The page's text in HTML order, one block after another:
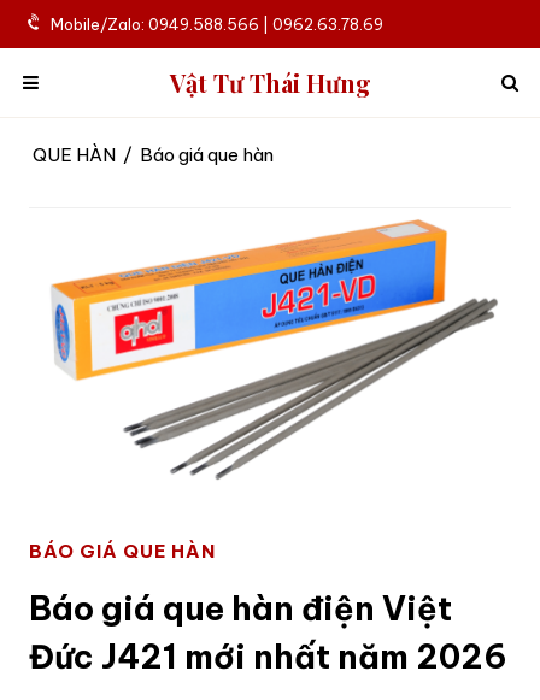
Mobile/Zalo: 0949.588.566 | 0962.63.78.69
Vật Tư Thái Hưng
QUE HÀN / Báo giá que hàn
BÁO GIÁ QUE HÀN
Báo giá que hàn điện Việt
Đức J421 mới nhất năm 2026